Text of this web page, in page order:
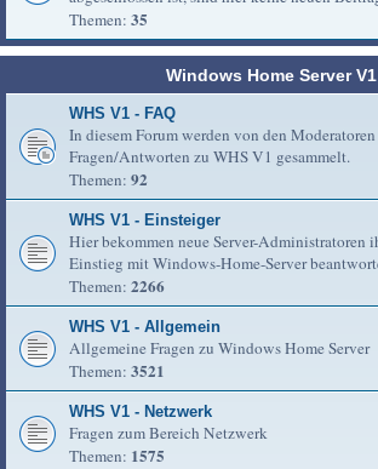
Themen: 35
Windows Home Server V1
WHS V1 - FAQ
In diesem Forum werden von den
Fragen/Antworten zu WHS V1 gesammelt.
Themen: 92
WHS V1 - Einsteiger
Hier bekommen neue Server-Administratoren
Einstieg mit Windows-Home-Server
Themen: 2266
WHS V1 - Allgemein
Allgemeine Fragen zu Windows Home Server
Themen: 3521
WHS V1 - Netzwerk
Fragen zum Bereich Netzwerk
Themen: 1575